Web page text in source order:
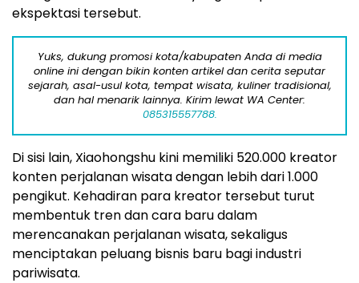
ekspektasi tersebut.
Yuks, dukung promosi kota/kabupaten Anda di media
online ini dengan bikin konten artikel dan cerita seputar
sejarah, asal-usul kota, tempat wisata, kuliner tradisional,
dan hal menarik lainnya. Kirim lewat WA Center:
085315557788.
Di sisi lain, Xiaohongshu kini memiliki 520.000 kreator
konten perjalanan wisata dengan lebih dari 1.000
pengikut. Kehadiran para kreator tersebut turut
membentuk tren dan cara baru dalam
merencanakan perjalanan wisata, sekaligus
menciptakan peluang bisnis baru bagi industri
pariwisata.